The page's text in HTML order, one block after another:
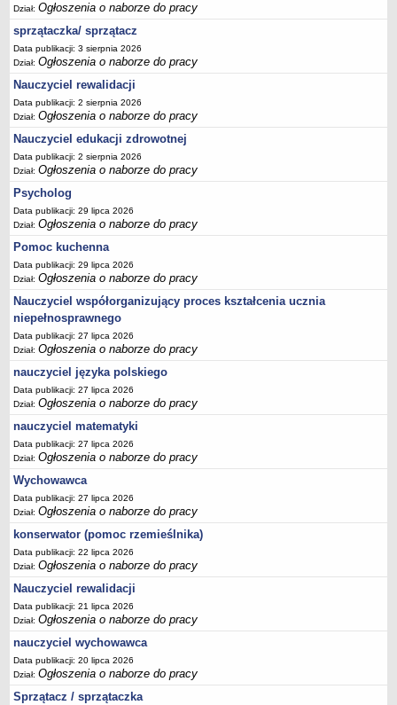
Dział:Ogłoszenia o naborze do pracy
sprzątaczka/ sprzątacz
Data publikacji: 3 sierpnia 2026
Dział:Ogłoszenia o naborze do pracy
Nauczyciel rewalidacji
Data publikacji: 2 sierpnia 2026
Dział:Ogłoszenia o naborze do pracy
Nauczyciel edukacji zdrowotnej
Data publikacji: 2 sierpnia 2026
Dział:Ogłoszenia o naborze do pracy
Psycholog
Data publikacji: 29 lipca 2026
Dział:Ogłoszenia o naborze do pracy
Pomoc kuchenna
Data publikacji: 29 lipca 2026
Dział:Ogłoszenia o naborze do pracy
Nauczyciel współorganizujący proces kształcenia ucznia
niepełnosprawnego
Data publikacji: 27 lipca 2026
Dział:Ogłoszenia o naborze do pracy
nauczyciel języka polskiego
Data publikacji: 27 lipca 2026
Dział:Ogłoszenia o naborze do pracy
nauczyciel matematyki
Data publikacji: 27 lipca 2026
Dział:Ogłoszenia o naborze do pracy
Wychowawca
Data publikacji: 27 lipca 2026
Dział:Ogłoszenia o naborze do pracy
konserwator (pomoc rzemieślnika)
Data publikacji: 22 lipca 2026
Dział:Ogłoszenia o naborze do pracy
Nauczyciel rewalidacji
Data publikacji: 21 lipca 2026
Dział:Ogłoszenia o naborze do pracy
nauczyciel wychowawca
Data publikacji: 20 lipca 2026
Dział:Ogłoszenia o naborze do pracy
Sprzątacz / sprzątaczka